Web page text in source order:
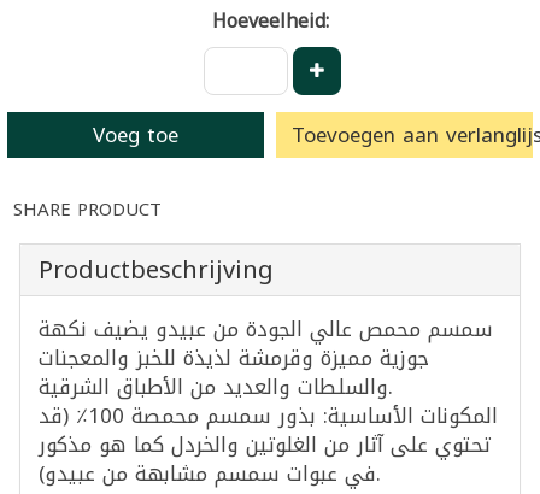
Hoeveelheid:
Voeg toe Toevoegen aan
SHARE PRODUCT
Productbeschrijving
سمسم محمص عالي الجودة من عبيدو يضيف نكهة
جوزية مميزة وقرمشة لذيذة للخبز والمعجنات
والسلطات والعديد من الأطباق الشرقية.
المكونات الأساسية: بذور سمسم محمصة 100٪ (قد
تحتوي على آثار من الغلوتين والخردل كما هو مذكور
في عبوات سمسم مشابهة من عبيدو).